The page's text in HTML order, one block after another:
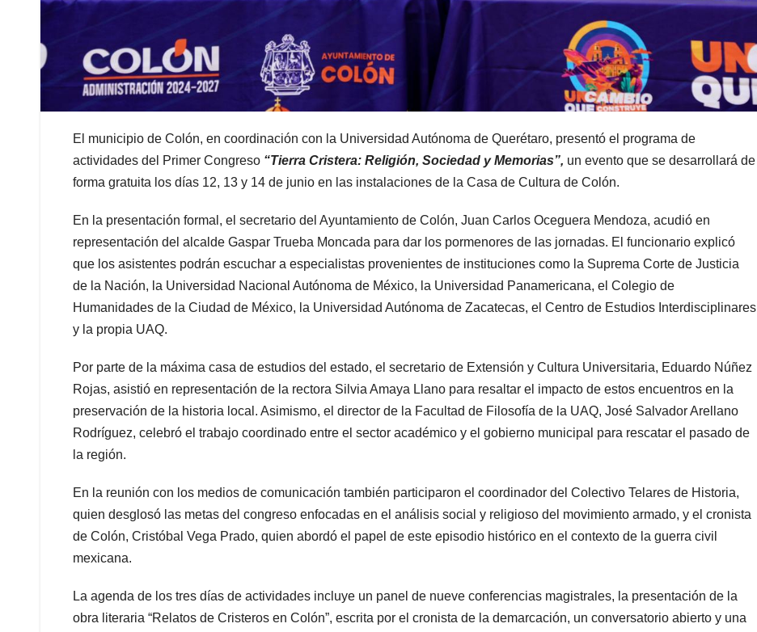
El municipio de Colón, en coordinación con la Universidad Autónoma de Querétaro, presentó el programa de
actividades del Primer Congreso “Tierra Cristera: Religión, Sociedad y Memorias”, un evento que se desarrollará de
forma gratuita los días 12, 13 y 14 de junio en las instalaciones de la Casa de Cultura de Colón.
En la presentación formal, el secretario del Ayuntamiento de Colón, Juan Carlos Oceguera Mendoza, acudió en
representación del alcalde Gaspar Trueba Moncada para dar los pormenores de las jornadas. El funcionario explicó
que los asistentes podrán escuchar a especialistas provenientes de instituciones como la Suprema Corte de Justicia
de la Nación, la Universidad Nacional Autónoma de México, la Universidad Panamericana, el Colegio de
Humanidades de la Ciudad de México, la Universidad Autónoma de Zacatecas, el Centro de Estudios Interdisciplinares
y la propia UAQ.
Por parte de la máxima casa de estudios del estado, el secretario de Extensión y Cultura Universitaria, Eduardo Núñez
Rojas, asistió en representación de la rectora Silvia Amaya Llano para resaltar el impacto de estos encuentros en la
preservación de la historia local. Asimismo, el director de la Facultad de Filosofía de la UAQ, José Salvador Arellano
Rodríguez, celebró el trabajo coordinado entre el sector académico y el gobierno municipal para rescatar el pasado de
la región.
En la reunión con los medios de comunicación también participaron el coordinador del Colectivo Telares de Historia,
quien desglosó las metas del congreso enfocadas en el análisis social y religioso del movimiento armado, y el cronista
de Colón, Cristóbal Vega Prado, quien abordó el papel de este episodio histórico en el contexto de la guerra civil
mexicana.
La agenda de los tres días de actividades incluye un panel de nueve conferencias magistrales, la presentación de la
obra literaria “Relatos de Cristeros en Colón”, escrita por el cronista de la demarcación, un conversatorio abierto y una